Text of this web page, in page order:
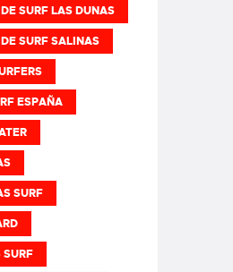
SURF LAS DUNAS
SURF SALINAS
ESPAÑA
SURF
SURF